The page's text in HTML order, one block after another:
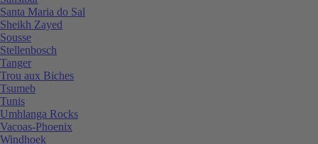
Santa Maria do Sal
Sheikh Zayed
Sousse
Stellenbosch
Tanger
Trou aux Biches
Tsumeb
Tunis
Umhlanga Rocks
Vacoas-Phoenix
Windhoek